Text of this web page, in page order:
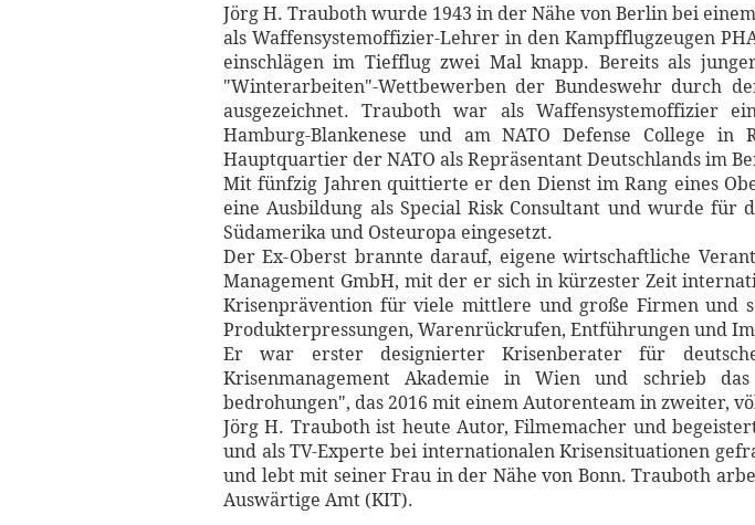
Jörg H. Trauboth wurde 1943 in der Nähe von Berlin bei
als Waffen­systemoffizier-Lehrer in den Kampfflugzeugen
einschlägen im Tiefflug zwei Mal knapp. Bereits als
"Winterarbeiten"-Wettbewerben der Bundes­wehr durch
ausge­zeichnet. Trauboth war als Waffensystem­offizier
Hamburg-Blankenese und am NATO Defense College
Hauptquartier der NATO als Repräsentant Deutschlands im
Mit fünfzig Jahren quittierte er den Dienst im Rang eines
eine Aus­bildung als Special Risk Consultant und wurde für
Südamerika und Ost­europa eingesetzt.
Der Ex-Oberst brannte darauf, eigene wirtschaftliche
Management GmbH, mit der er sich in kürzester Zeit
Krisen­prävention für viele mittlere und große Firmen und
Produkt­erpressungen, Warenrückrufen, Entführungen und
Er war erster designierter Krisenberater für
Krisenmanagement Akademie in Wien und schrieb
bedrohungen", das 2016 mit einem Autorenteam in zweiter,
Jörg H. Trauboth ist heute Autor, Filme­macher und
und als TV-Experte bei internationalen Krisensitua­tionen
und lebt mit seiner Frau in der Nähe von Bonn. Trauboth
Auswärtige Amt (KIT).